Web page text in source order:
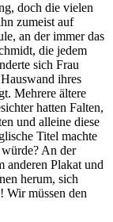
doch die vielen
zumeist auf
an der immer das
die jedem
sich Frau
ihres
Mehrere ältere
hatten Falten,
und alleine diese
Titel machte
An der
anderen Plakat und
herum, sich
Wir müssen den